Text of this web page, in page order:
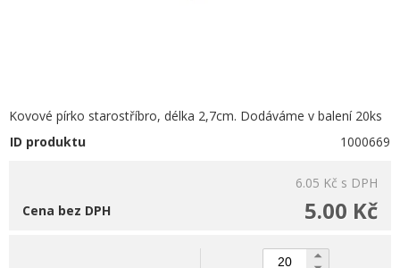
Kovové pírko starostříbro, délka 2,7cm. Dodáváme v balení 20ks
ID produktu
1000669
6.05 Kč s DPH
5.00 Kč
Cena bez DPH